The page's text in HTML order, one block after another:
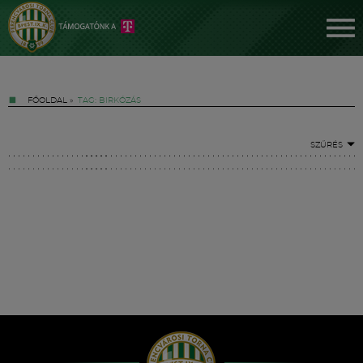
FŐOLDAL » TAG: BIRKÓZÁS
SZŰRÉS
Hírek